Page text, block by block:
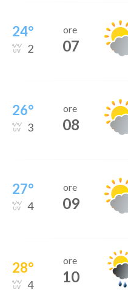
24°
2
ore
07
26°
3
ore
08
27°
4
ore
09
28°
4
ore
10